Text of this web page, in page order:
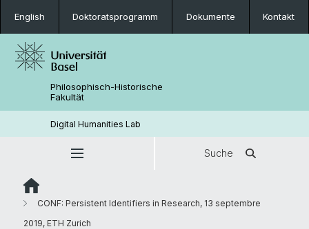
English Doktoratsprogramm Dokumente Kontakt
Philosophisch-Historische
Fakultät
Digital Humanities Lab
Suche
CONF: Persistent Identifiers in Research, 13 septembre
2019, ETH Zurich